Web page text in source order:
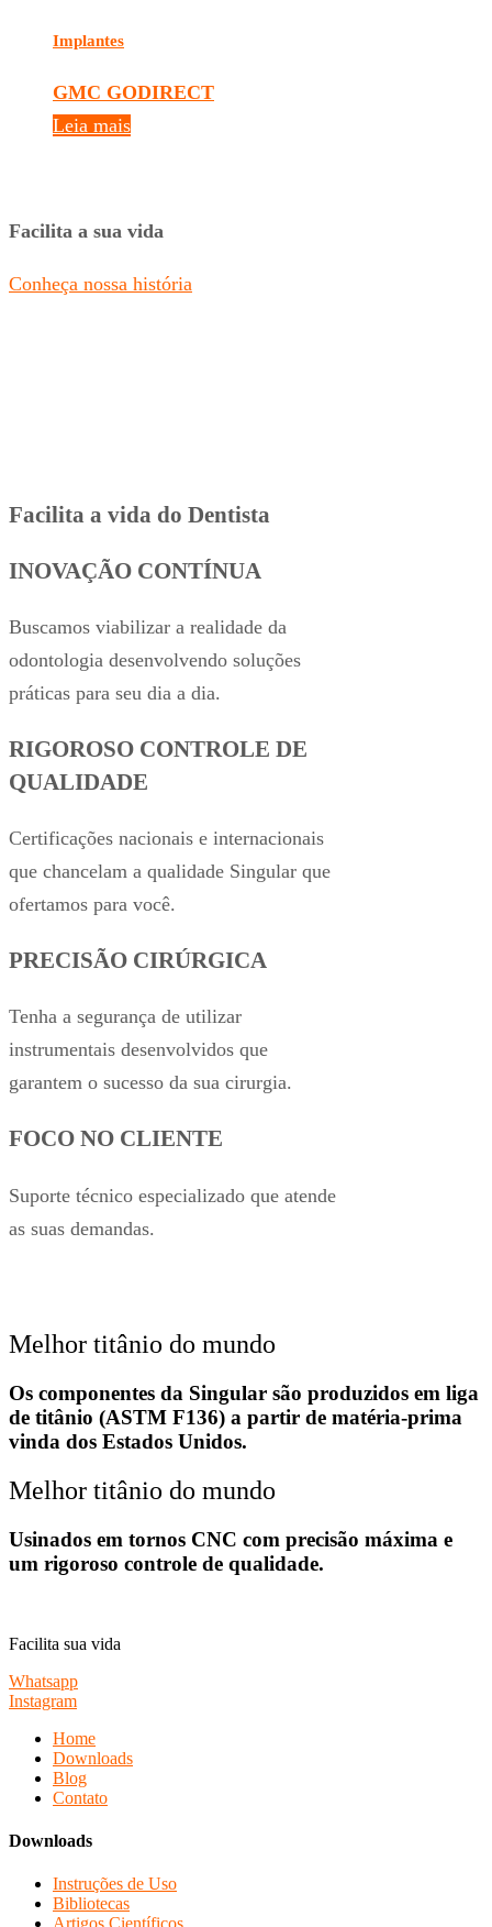
Implantes
GMC GODIRECT
Leia mais
Facilita a sua vida
Conheça nossa história
Facilita a vida do Dentista
INOVAÇÃO CONTÍNUA
Buscamos viabilizar a realidade da
odontologia desenvolvendo soluções
práticas para seu dia a dia.
RIGOROSO CONTROLE DE
QUALIDADE
Certificações nacionais e internacionais
que chancelam a qualidade Singular que
ofertamos para você.
PRECISÃO CIRÚRGICA
Tenha a segurança de utilizar
instrumentais desenvolvidos que
garantem o sucesso da sua cirurgia.
FOCO NO CLIENTE
Suporte técnico especializado que atende
as suas demandas.
Melhor titânio do mundo
Os componentes da Singular são produzidos em liga
de titânio (ASTM F136) a partir de matéria-prima
vinda dos Estados Unidos.
Melhor titânio do mundo
Usinados em tornos CNC com precisão máxima e
um rigoroso controle de qualidade.
Facilita sua vida
Whatsapp
Instagram
Home
Downloads
Blog
Contato
Downloads
Instruções de Uso
Bibliotecas